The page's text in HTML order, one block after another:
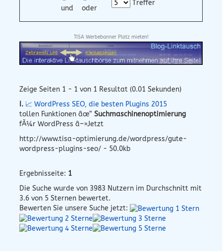
und oder
Treffer
TISA Werbebanner Platz mieten!
Zeige Seiten 1 - 1 von 1 Resultat (0.01 Sekunden)
I. 📈 WordPress SEO, die besten Plugins 2015
tollen Funktionen âœ“ Suchmaschinenoptimierung
fÃ¼r WordPress â–»Jetzt
http://www.tisa-optimierung.de/wordpress/gute-
wordpress-plugins-seo/ - 50.0kb
Ergebnisseite: 1
Die Suche wurde von 3983 Nutzern im Durchschnitt mit
3.6 von 5 Sternen bewertet.
Bewerten Sie unsere Suche jetzt: